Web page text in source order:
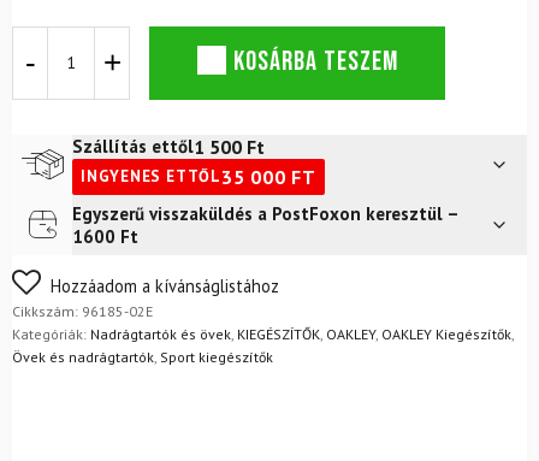
Ellipse
mennyiség
KOSÁRBA TESZEM
Szállítás ettől1 500 Ft
INGYENES ETTŐL35 000 FT
Futár a címre2 400
FoxPost
Egyszerű visszaküldés a PostFoxon keresztül –
1600 Ft
Nem biztos a választásában? Semmi gond – a terméket
egyszerűen visszaküldheti 14 napon belül, indoklás nélkül.
Mik a visszaküldés feltételei?
Hozzáadom a kívánságlistához
Cikkszám: 96185-02E
Kategóriák: Nadrágtartók és övek KIEGÉSZÍTŐK OAKLEY, OAKLEY Kiegészítők
Övek és nadrágtartók Sport kiegészítők